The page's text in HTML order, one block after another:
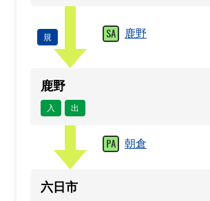
規 鹿野
鹿野
入 出
朝倉
六日市